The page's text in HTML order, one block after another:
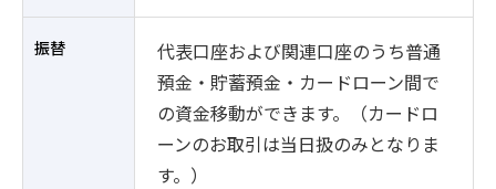
振替
代表口座および関連口座のうち普通
預金・貯蓄預金・カードローン間で
の資金移動ができます。（カードロ
ーンのお取引は当日扱のみとなりま
す。）